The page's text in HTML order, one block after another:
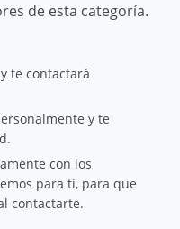
de esta categoría.
te contactará
y te
con los
para ti, para que
contactarte.